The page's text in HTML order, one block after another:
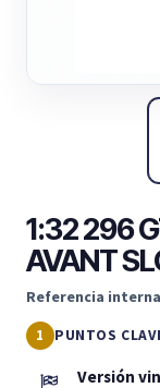
1:32 296
AVANT
Referencia
PUNTOS
Versión